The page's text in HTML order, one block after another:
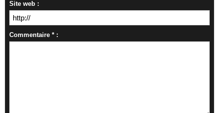
Site web :
Commentaire * :